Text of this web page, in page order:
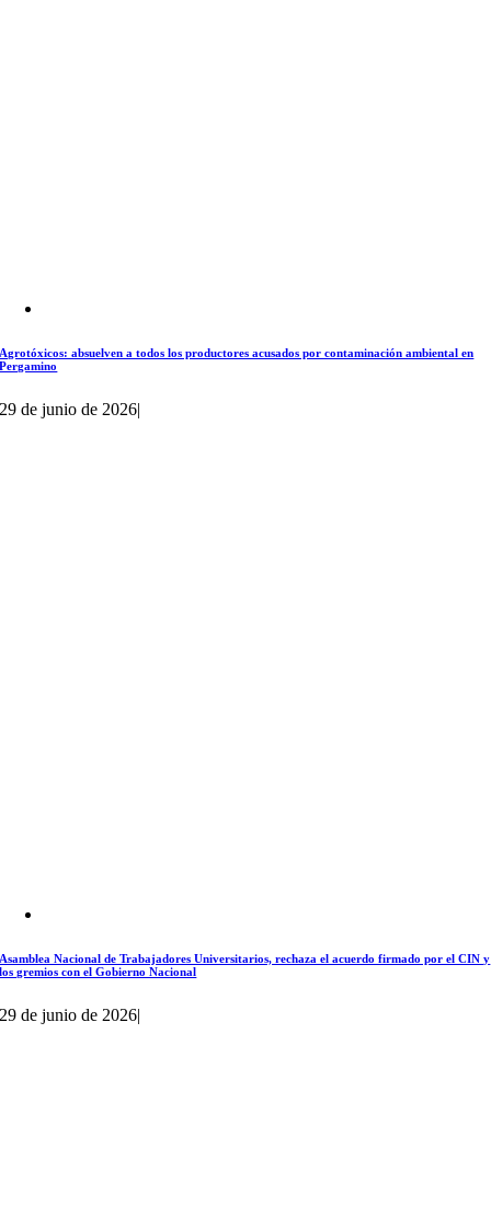
Agrotóxicos: absuelven a todos los productores acusados por contaminación ambiental en
Pergamino
29 de junio de 2026|
Asamblea Nacional de Trabajadores Universitarios, rechaza el acuerdo firmado por el CIN y
los gremios con el Gobierno Nacional
29 de junio de 2026|